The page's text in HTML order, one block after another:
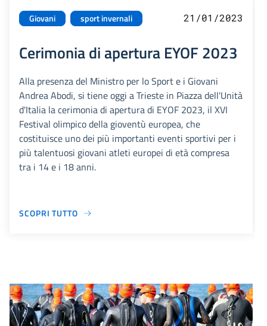
Giovani sport invernali 21/01/2023
Cerimonia di apertura EYOF 2023
Alla presenza del Ministro per lo Sport e i Giovani
Andrea Abodi, si tiene oggi a Trieste in Piazza dell'Unità
d'Italia la cerimonia di apertura di EYOF 2023, il XVI
Festival olimpico della gioventù europea, che
costituisce uno dei più importanti eventi sportivi per i
più talentuosi giovani atleti europei di età compresa
tra i 14 e i 18 anni.
SCOPRI TUTTO